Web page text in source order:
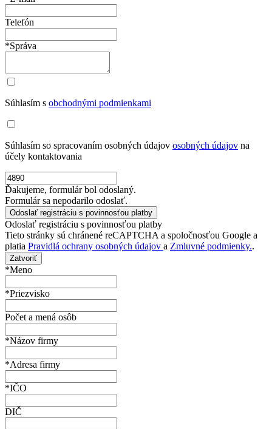
Telefón
*Správa
Súhlasím s obchodnými podmienkami
Súhlasím so spracovaním osobných údajov osobných údajov na
účely kontaktovania
Ďakujeme, formulár bol odoslaný.
Formulár sa nepodarilo odoslať.
Odoslať registráciu s povinnosťou platby
Tieto stránky sú chránené reCAPTCHA a spoločnosťou Google a
platia Pravidlá ochrany osobných údajov a Zmluvné podmienky..
Zatvoriť
*Meno
*Priezvisko
Počet a mená osôb
*Názov firmy
*Adresa firmy
*IČO
DIČ